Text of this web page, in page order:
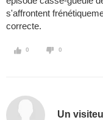
s'affrontent
correcte.
0 0
Un